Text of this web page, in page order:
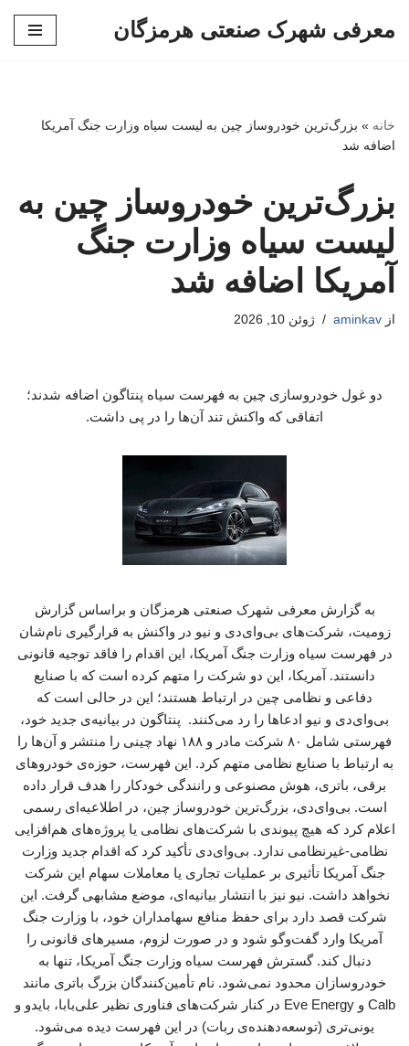
معرفی شهرک صنعتی هرمزگان
خانه » بزرگ‌ترین خودروساز چین به لیست سیاه وزارت جنگ آمریکا
اضافه شد
بزرگ‌ترین خودروساز چین به
لیست سیاه وزارت جنگ
آمریکا اضافه شد
از aminkav ژوئن 10, 2026
دو غول خودروسازی چین به فهرست سیاه پنتاگون اضافه شدند؛
اتفاقی که واکنش تند آن‌ها را در پی داشت.
به گزارش معرفی شهرک صنعتی هرمزگان و براساس گزارش
زومیت، شرکت‌های بی‌وای‌دی و نیو در واکنش به قرارگیری نام‌شان
در فهرست سیاه وزارت جنگ آمریکا، این اقدام را فاقد توجیه قانونی
دانستند. آمریکا، این دو شرکت را متهم کرده است که با صنایع
دفاعی و نظامی چین در ارتباط هستند؛ این در حالی است که
بی‌وای‌دی و نیو ادعاها را رد می‌کنند. پنتاگون در بیانیه‌ی جدید خود،
فهرستی شامل ۸۰ شرکت مادر و ۱۸۸ نهاد چینی را منتشر و آن‌ها را
به ارتباط با صنایع نظامی متهم کرد. این فهرست، حوزه‌ی خودروهای
برقی، باتری، هوش مصنوعی و رانندگی خودکار را هدف قرار داده
است. بی‌وای‌دی، بزرگ‌ترین خودروساز چین، در اطلاعیه‌ای رسمی
اعلام کرد که هیچ پیوندی با شرکت‌های نظامی یا پروژه‌های هم‌افزایی
نظامی-غیرنظامی ندارد. بی‌وای‌دی تأکید کرد که اقدام جدید وزارت
جنگ آمریکا تأثیری بر عملیات تجاری یا معاملات سهام این شرکت
نخواهد داشت. نیو نیز با انتشار بیانیه‌ای، موضع مشابهی گرفت. این
شرکت قصد دارد برای حفظ منافع سهامداران خود، با وزارت جنگ
آمریکا وارد گفت‌وگو شود و در صورت لزوم، مسیرهای قانونی را
دنبال کند. گسترش فهرست سیاه وزارت جنگ آمریکا، تنها به
خودروسازان محدود نمی‌شود. نام تأمین‌کنندگان بزرگ باتری مانند
Calb و Eve Energy در کنار شرکت‌های فناوری نظیر علی‌بابا، بایدو و
یونی‌تری (توسعه‌دهنده‌ی ربات) در این فهرست دیده می‌شود.